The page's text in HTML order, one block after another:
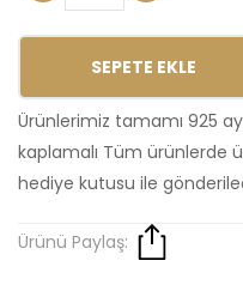
SEPETE EKLE
Ürünlerimiz tamamı 925
kaplamalı Tüm ürünlerde
hediye kutusu ile
Ürünü Paylaş: